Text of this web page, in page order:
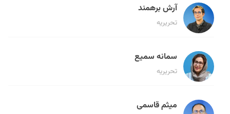
آرش برهمند
تحریریه
سمانه سمیع
تحریریه
میثم قاسمی